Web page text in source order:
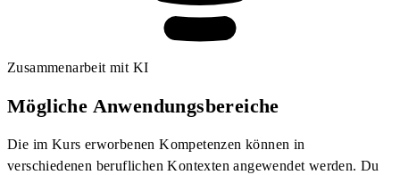
Zusammenarbeit mit KI
Mögliche Anwendungsbereiche
Die im Kurs erworbenen Kompetenzen können in
verschiedenen beruflichen Kontexten angewendet werden. Du